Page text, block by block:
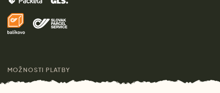
Pre médiá
Darčeky
Doprava a platba
MOŽNOSTI PLATBY